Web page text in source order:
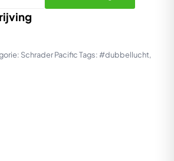
Schrader PacificTags:#dubbellucht,